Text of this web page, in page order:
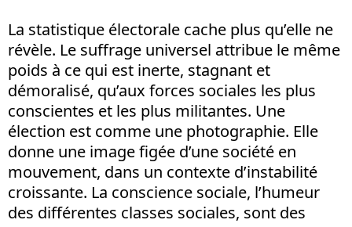
La statistique électorale cache plus qu’elle ne
révèle. Le suffrage universel attribue le même
poids à ce qui est inerte, stagnant et
démoralisé, qu’aux forces sociales les plus
conscientes et les plus militantes. Une
élection est comme une photographie. Elle
donne une image figée d’une société en
mouvement, dans un contexte d’instabilité
croissante. La conscience sociale, l’humeur
des différentes classes sociales, sont des